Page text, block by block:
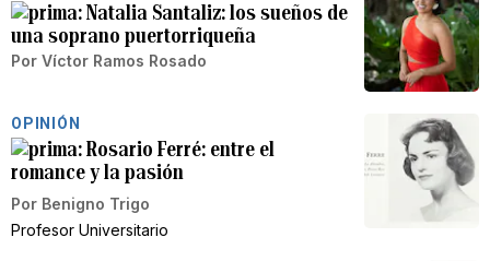
Natalia Santaliz: los sueños de
una soprano puertorriqueña
Por Víctor Ramos Rosado
OPINIÓN
Rosario Ferré: entre el
romance y la pasión
Por Benigno Trigo
Profesor Universitario